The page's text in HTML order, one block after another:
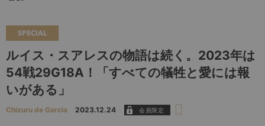
SPECIAL
ルイス・スアレスの物語は続く。2023年は
54戦29G18A！「すべての犠牲と愛には報
いがある」
Chizuru de Garcia 2023.12.24